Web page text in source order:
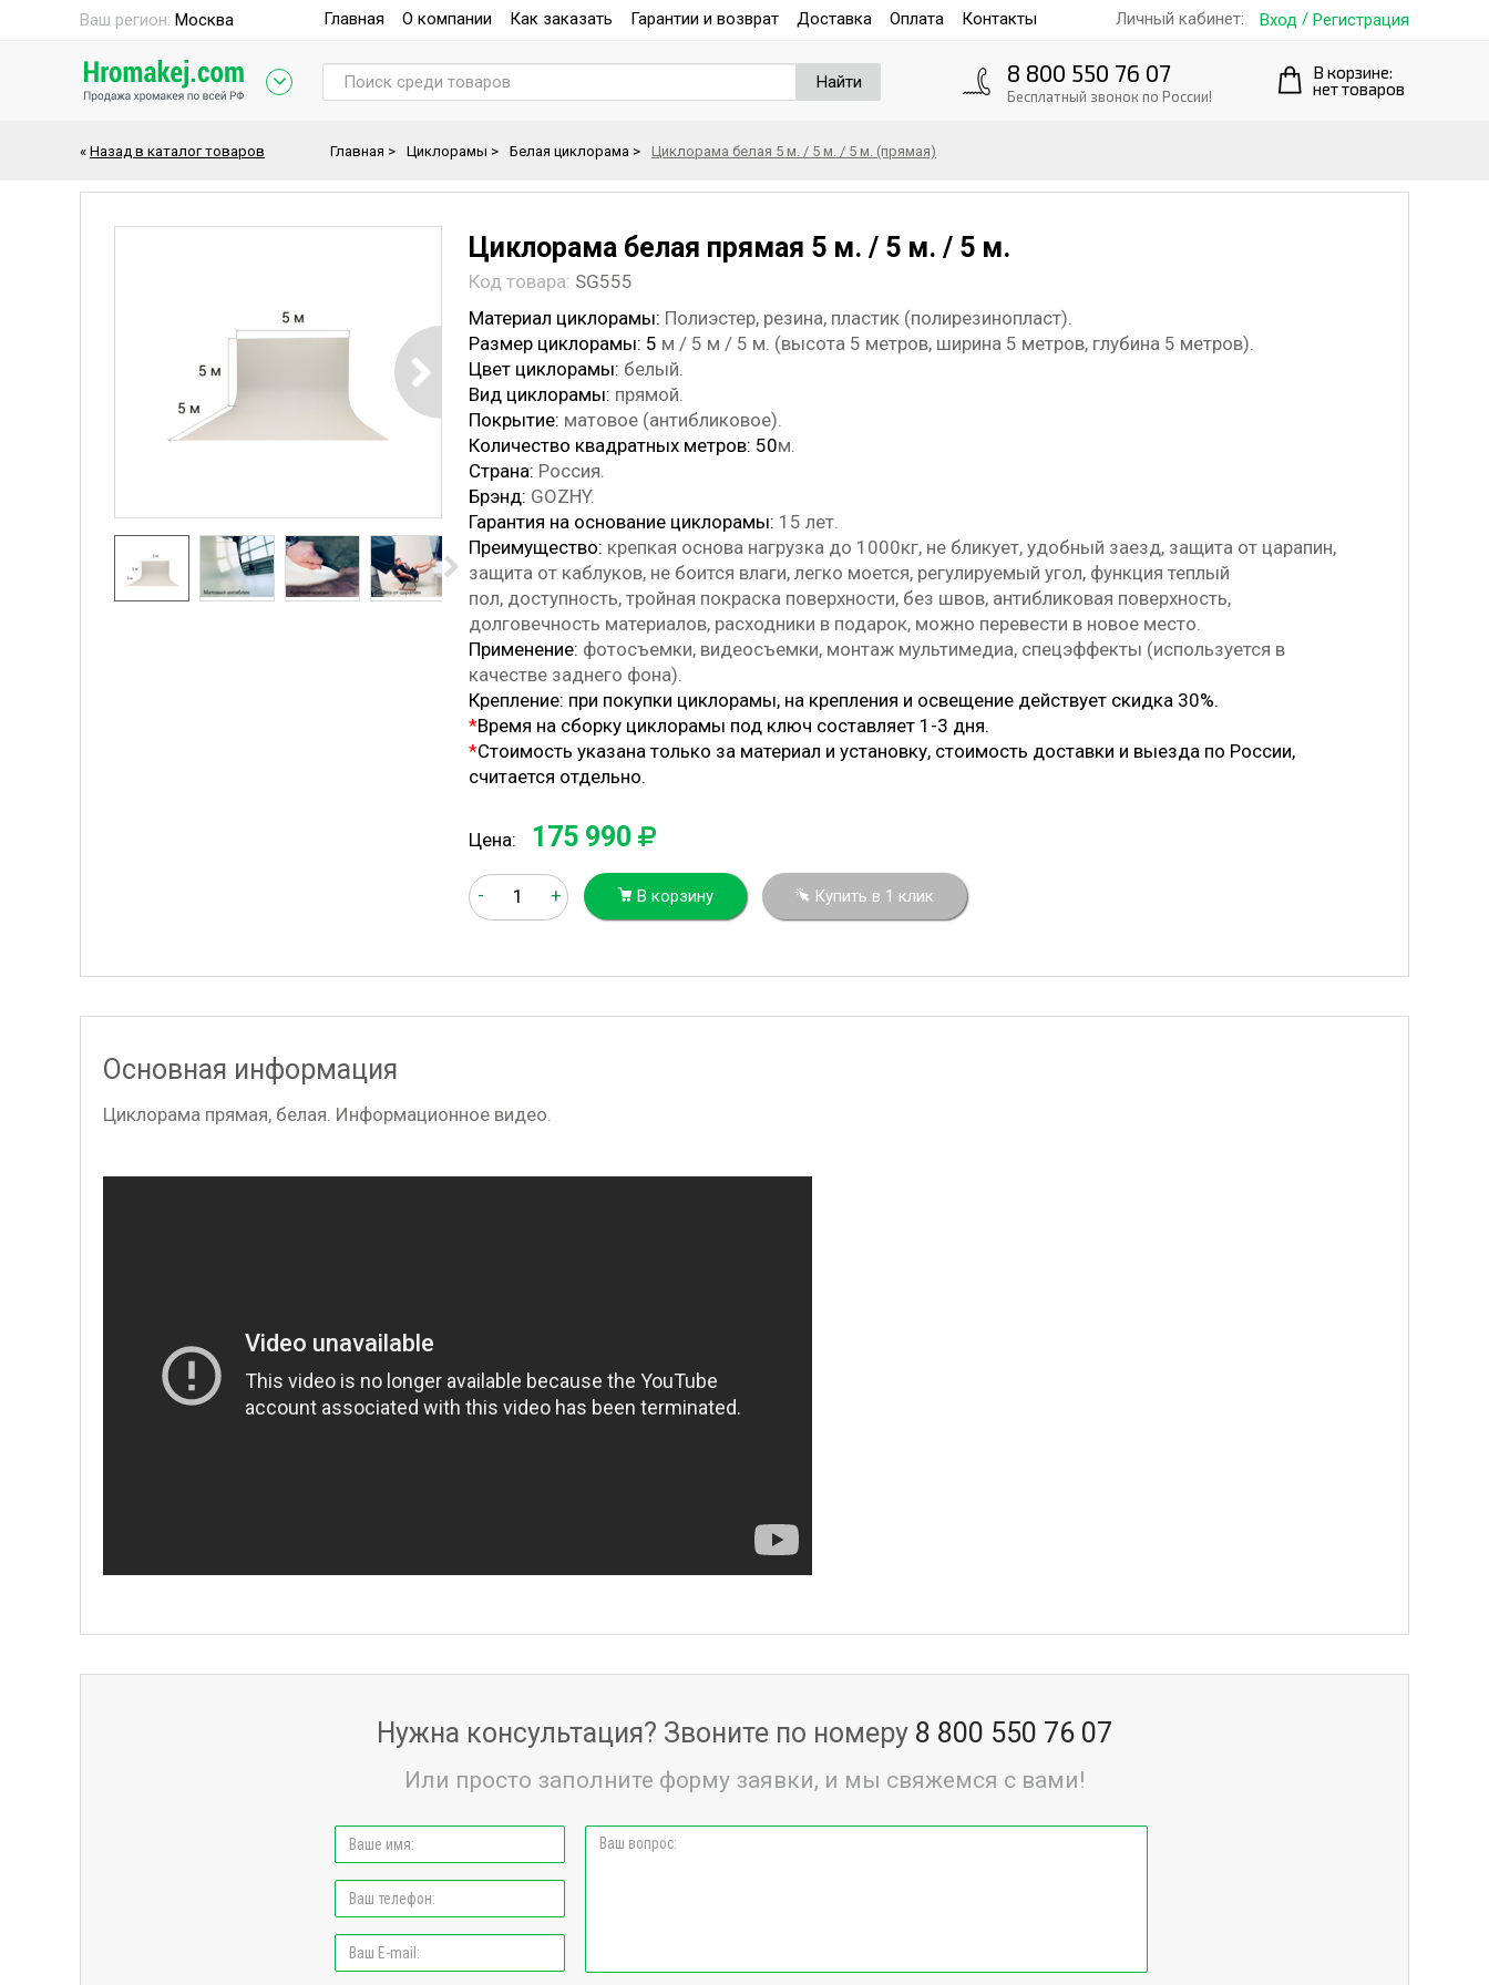
Ваш регион: Москва Главная О компании Как заказать Гарантии и возврат Доставка Оплата Контакты Личный кабинет: Вход / Регистрация
Найти 8 800 550 76 07
Бесплатный звонок по России!
В корзине:
нет товаров
« Назад в каталог товаров Главная > Циклорамы > Белая циклорама > Циклорама белая 5 м. / 5 м. / 5 м. (прямая)
Циклорама белая прямая 5 м. / 5 м. / 5 м.
Код товара: SG555
Материал циклорамы: Полиэстер, резина, пластик (полирезинопласт).
Размер циклорамы: 5 м / 5 м / 5 м. (высота 5 метров, ширина 5 метров, глубина 5 метров).
Цвет циклорамы: белый.
Вид циклорамы: прямой.
Покрытие: матовое (антибликовое).
Количество квадратных метров: 50м.
Страна: Россия.
Брэнд: GOZHY.
Гарантия на основание циклорамы: 15 лет.
Преимущество: крепкая основа нагрузка до 1000кг, не бликует, удобный заезд, защита от царапин,
защита от каблуков, не боится влаги, легко моется, регулируемый угол, функция теплый
пол, доступность, тройная покраска поверхности, без швов, антибликовая поверхность,
долговечность материалов, расходники в подарок, можно перевести в новое место.
Применение: фотосъемки, видеосъемки, монтаж мультимедиа, спецэффекты (используется в
качестве заднего фона).
Крепление: при покупки циклорамы, на крепления и освещение действует скидка 30%.
*Время на сборку циклорамы под ключ составляет 1-3 дня.
*Стоимость указана только за материал и установку, стоимость доставки и выезда по России,
считается отдельно.
Цена: 175 990
- + В корзину Купить в 1 клик
Основная информация
Циклорама прямая, белая. Информационное видео.
Нужна консультация? Звоните по номеру 8 800 550 76 07
Или просто заполните форму заявки, и мы свяжемся с вами!